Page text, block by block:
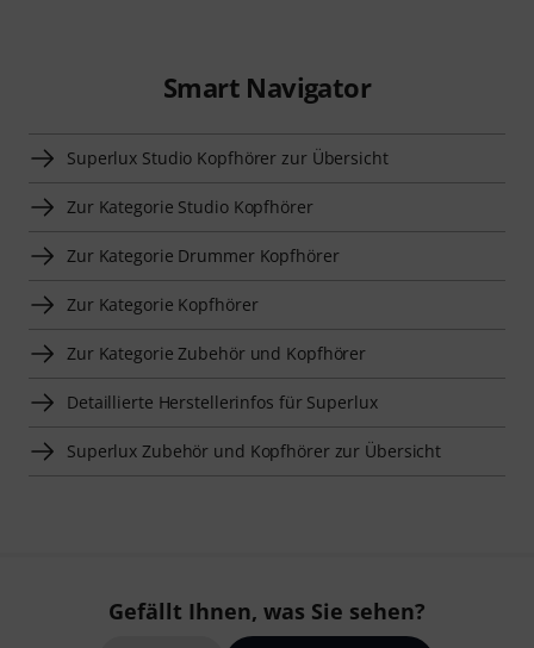
Smart Navigator
Superlux Studio Kopfhörer zur Übersicht
Zur Kategorie Studio Kopfhörer
Zur Kategorie Drummer Kopfhörer
Zur Kategorie Kopfhörer
Zur Kategorie Zubehör und Kopfhörer
Detaillierte Herstellerinfos für Superlux
Superlux Zubehör und Kopfhörer zur Übersicht
Gefällt Ihnen, was Sie sehen?